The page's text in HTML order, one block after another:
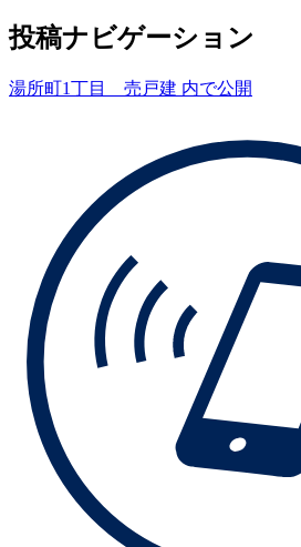
投稿ナビゲーション
湯所町1丁目 売戸建 内で公開